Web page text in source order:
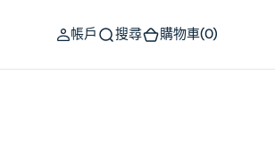
帳戶 搜尋 購物車(0)